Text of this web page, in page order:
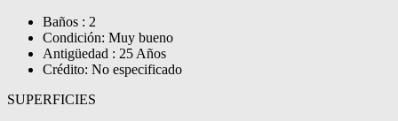
Baños : 2
Condición: Muy bueno
Antigüedad : 25 Años
Crédito: No especificado
SUPERFICIES